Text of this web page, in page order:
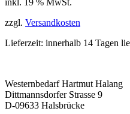
inkl. 19 % MwSt.
zzgl. Versandkosten
Lieferzeit: innerhalb 14 Tagen
Westernbedarf Hartmut Halang
Dittmannsdorfer Strasse 9
D-09633 Halsbrücke